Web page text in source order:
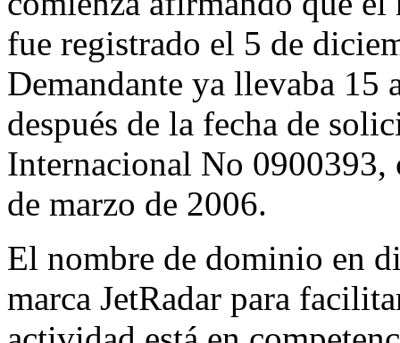
fue registrado el 5 de
Demandante ya llevaba 15
después de la fecha de
Internacional No 0900393,
de marzo de 2006.
El nombre de dominio en
marca JetRadar para